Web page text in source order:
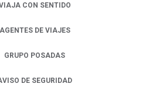
CON SENTIDO
AGENTES DE VIAJES
GRUPO POSADAS
DE SEGURIDAD